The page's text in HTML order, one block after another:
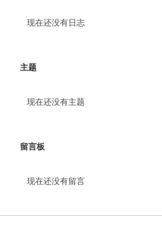
现在还没有日志
主题
现在还没有主题
留言板
现在还没有留言